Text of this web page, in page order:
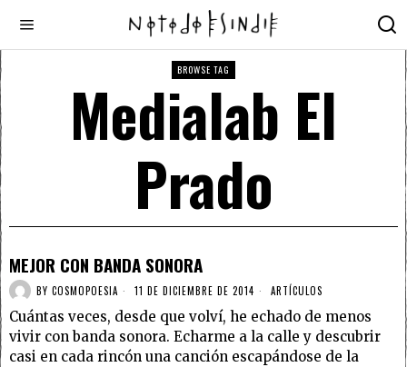
BROWSE TAG
Medialab El
Prado
MEJOR CON BANDA SONORA
BY COSMOPOESIA 11 DE DICIEMBRE DE 2014 ARTÍCULOS
Cuántas veces, desde que volví, he echado de menos
vivir con banda sonora. Echarme a la calle y descubrir
casi en cada rincón una canción escapándose de la